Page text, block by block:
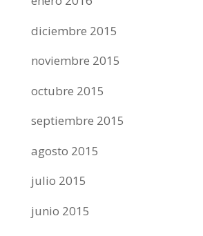
diciembre 2015
noviembre 2015
octubre 2015
septiembre 2015
agosto 2015
julio 2015
junio 2015